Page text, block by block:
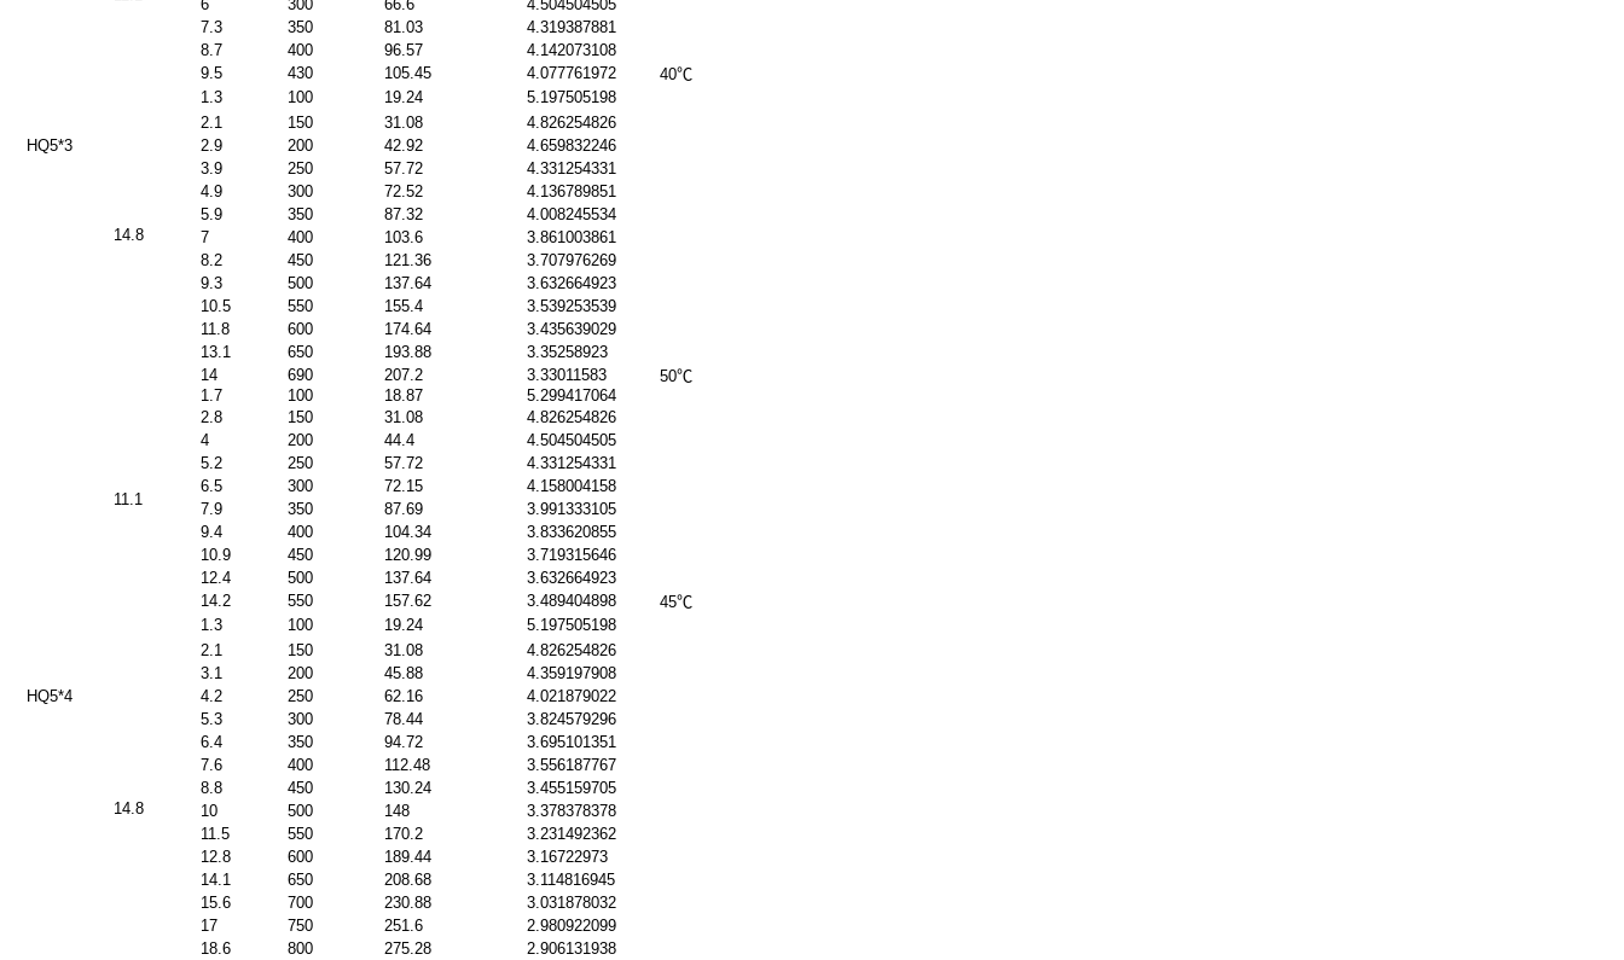
HQ5*3
6
300 66.6
4.504504505
7.3
350 81.03
4.319387881
8.7
400 96.57
4.142073108
9.5
430 105.45 4.077761972 40℃
14.8
1.3 100 19.24
5.197505198
2.1
150 31.08
4.826254826
2.9
200 42.92
4.659832246
3.9
250 57.72
4.331254331
4.9
300 72.52
4.136789851
5.9
350 87.32
4.008245534
7
400 103.6
3.861003861
8.2
450 121.36
3.707976269
9.3
500 137.64
3.632664923
10.5
550 155.4
3.539253539
11.8
600 174.64
3.435639029
13.1
650 193.88
3.35258923
14
690 207.2 3.33011583 50℃
HQ5*4
11.1
1.7 100 18.87
5.299417064
2.8
150 31.08
4.826254826
4
200 44.4
4.504504505
5.2
250 57.72
4.331254331
6.5
300 72.15
4.158004158
7.9
350 87.69
3.991333105
9.4
400 104.34
3.833620855
10.9
450 120.99
3.719315646
12.4
500 137.64
3.632664923
14.2
550 157.62 3.489404898 45℃
14.8
1.3 100 19.24
5.197505198
2.1
150 31.08
4.826254826
3.1
200 45.88
4.359197908
4.2
250 62.16
4.021879022
5.3
300 78.44
3.824579296
6.4
350 94.72
3.695101351
7.6
400 112.48
3.556187767
8.8
450 130.24
3.455159705
10
500 148
3.378378378
11.5
550 170.2
3.231492362
12.8
600 189.44
3.16722973
14.1
650 208.68
3.114816945
15.6
700 230.88
3.031878032
17
750 251.6
2.980922099
18.6
800 275.28
2.906131938